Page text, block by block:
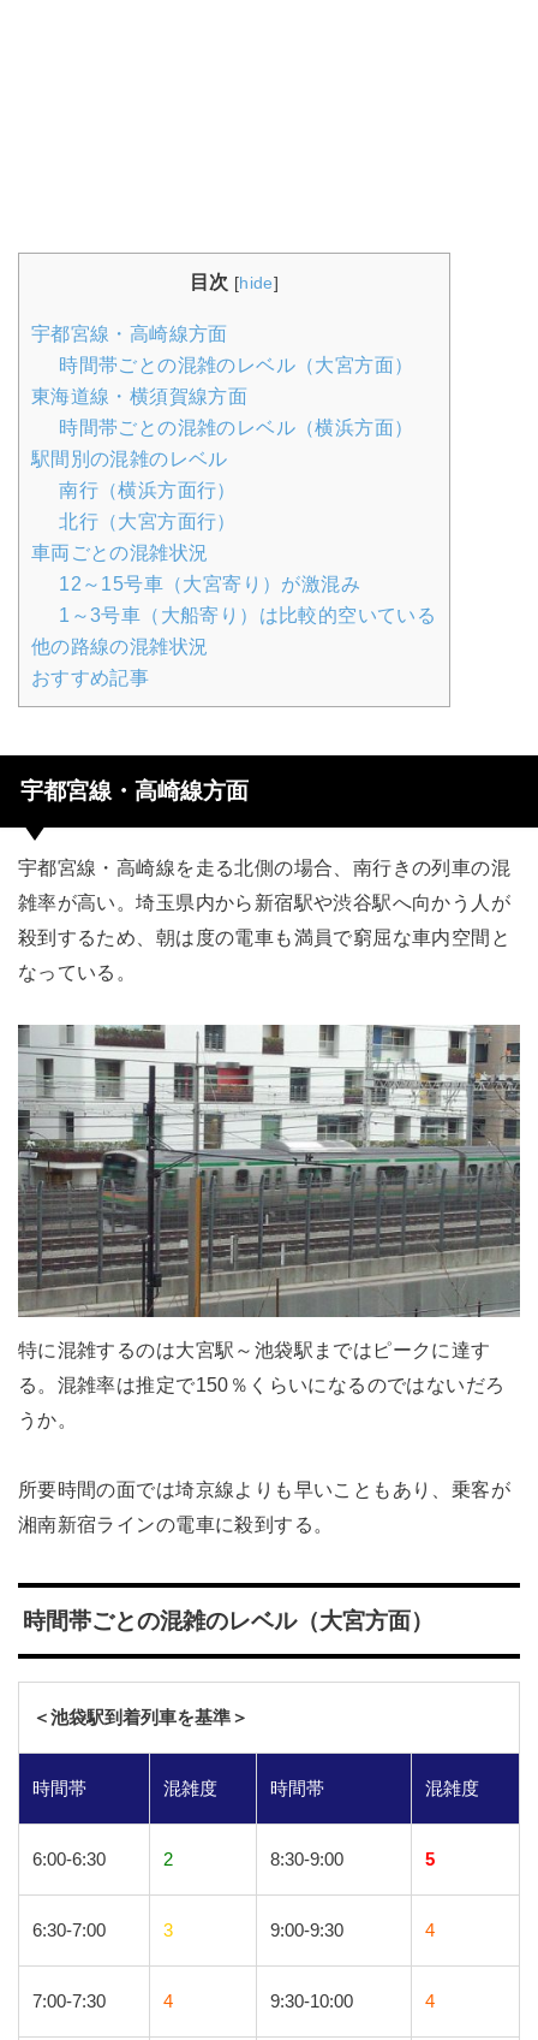
目次 [hide]
宇都宮線・高崎線方面
時間帯ごとの混雑のレベル（大宮方面）
東海道線・横須賀線方面
時間帯ごとの混雑のレベル（横浜方面）
駅間別の混雑のレベル
南行（横浜方面行）
北行（大宮方面行）
車両ごとの混雑状況
12～15号車（大宮寄り）が激混み
1～3号車（大船寄り）は比較的空いている
他の路線の混雑状況
おすすめ記事
宇都宮線・高崎線方面
宇都宮線・高崎線を走る北側の場合、南行きの列車の混
雑率が高い。埼玉県内から新宿駅や渋谷駅へ向かう人が
殺到するため、朝は度の電車も満員で窮屈な車内空間と
なっている。
特に混雑するのは大宮駅～池袋駅まではピークに達す
る。混雑率は推定で150％くらいになるのではないだろ
うか。
所要時間の面では埼京線よりも早いこともあり、乗客が
湘南新宿ラインの電車に殺到する。
時間帯ごとの混雑のレベル（大宮方面）
＜池袋駅到着列車を基準＞
時間帯 混雑度 時間帯 混雑度
6:00-6:30 2 8:30-9:00 5
6:30-7:00 3 9:00-9:30 4
7:00-7:30 4 9:30-10:00 4